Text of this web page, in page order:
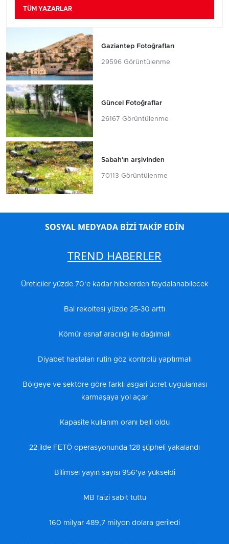
TÜM YAZARLAR
Gaziantep Fotoğrafları
29596 Görüntülenme
Güncel Fotoğraflar
26167 Görüntülenme
Sabah'ın arşivinden
70113 Görüntülenme
SOSYAL MEDYADA BİZİ TAKİP EDİN
TREND HABERLER
Üreticiler yüzde 70’e kadar hibelerden faydalanabilecek
Bal rekoltesi yüzde 25-30 arttı
Kömür esnaf aracılığı ile dağılmalı
Diyabet hastaları rutin göz kontrolü yaptırmalı
Bölgeye ve sektöre göre farklı asgari ücret uygulaması
karmaşaya yol açar
Kapasite kullanım oranı belli oldu
22 ilde FETÖ operasyonunda 128 şüpheli yakalandı
Bilimsel yayın sayısı 956’ya yükseldi
MB faizi sabit tuttu
160 milyar 489,7 milyon dolara geriledi